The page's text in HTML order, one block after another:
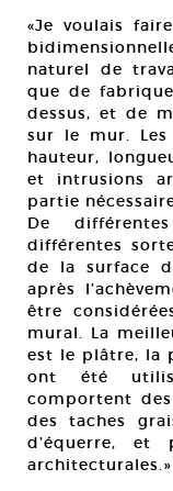
«Je voulais
naturel de
que de
dessus, et de
sur le mur.
hauteur,
et intrusions
partie
De
différentes
de la surface
après
être
mural. La
est le plâtre, la
ont été
comportent
des taches
d’équerre, et